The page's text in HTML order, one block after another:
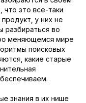
что это все-таки
у них не
разбираться во
меняющемся мире
поисковых
какие старые
знания в их нише